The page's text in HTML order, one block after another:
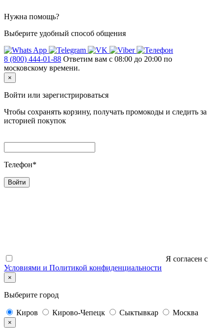
Нужна помощь?
Выберите удобный способ общения
8 (800) 444-01-88 Ответим вам с 08:00 до 20:00 по
московскому времени.
×
Войти или зарегистрироваться
Чтобы сохранять корзину, получать промокоды и следить за
историей покупок
Телефон*
Войти
Я согласен c
Условиями и Политикой конфиденциальности
×
Выберите город
Киров Кирово-Чепецк Сыктывкар Москва
×